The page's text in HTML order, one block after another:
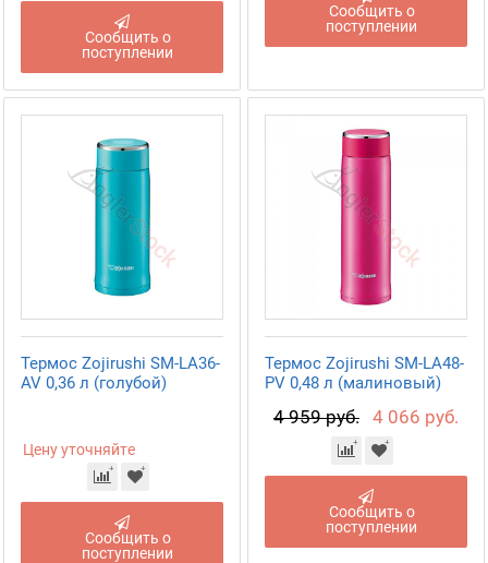
Сообщить о
поступлении
Сообщить о
поступлении
Термос Zojirushi SM-LA36-
AV 0,36 л (голубой)
Цену уточняйте
Сообщить о
поступлении
Термос Zojirushi SM-LA48-
PV 0,48 л (малиновый)
4 959 руб. 4 066 руб.
Сообщить о
поступлении